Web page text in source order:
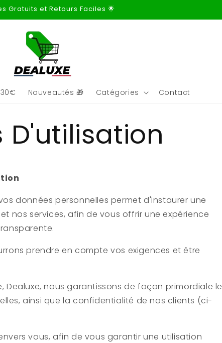
Gratuits et Retours Faciles 🌟
Nouveautés 🎁 Catégories Contact
données personnelles permet d'instaurer une
nos services, afin de vous offrir une expérience
prendre en compte vos exigences et être
Dealuxe, nous garantissons de façon primordiale le
ainsi que la confidentialité de nos clients (ci-
vous, afin de vous garantir une utilisation